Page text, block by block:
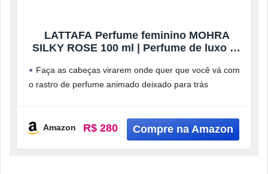
LATTAFA Perfume feminino MOHRA
SILKY ROSE 100 ml | Perfume de luxo de
Fragrância para o dia todo |
Faça as cabeças virarem onde quer que você vá com
o rastro de perfume animado deixado para trás
Amazon R$ 280